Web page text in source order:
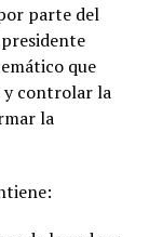
parte del
que
y controlar la
la